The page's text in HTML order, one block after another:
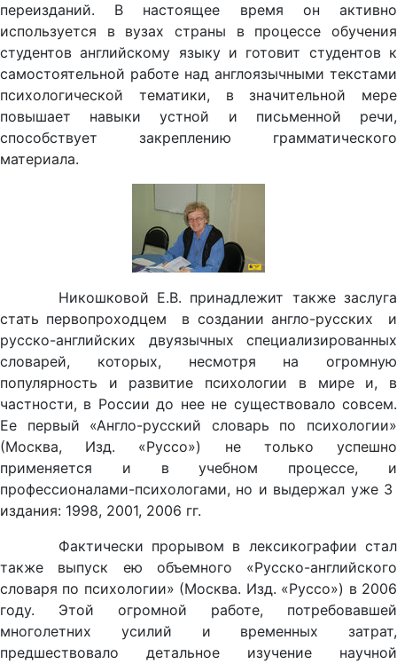
переизданий. В настоящее время он активно
используется в вузах страны в процессе обучения
студентов английскому языку и готовит студентов к
самостоятельной работе над англоязычными текстами
психологической тематики, в значительной мере
повышает навыки устной и письменной речи,
способствует закреплению грамматического
материала.
Никошковой Е.В. принадлежит также заслуга
стать первопроходцем в создании англо-русских и
русско-английских двуязычных специализированных
словарей, которых, несмотря на огромную
популярность и развитие психологии в мире и, в
частности, в России до нее не существовало совсем.
Ее первый «Англо-русский словарь по психологии»
(Москва, Изд. «Руссо») не только успешно
применяется и в учебном процессе, и
профессионалами-психологами, но и выдержал уже 3
издания: 1998, 2001, 2006 гг.
Фактически прорывом в лексикографии стал
также выпуск ею объемного «Русско-английского
словаря по психологии» (Москва. Изд. «Руссо») в 2006
году. Этой огромной работе, потребовавшей
многолетних усилий и временных затрат,
предшествовало детальное изучение научной